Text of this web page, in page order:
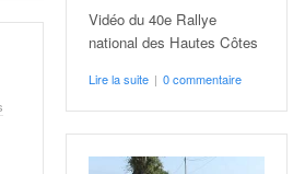
Vidéo du 40e Rallye
national des Hautes Côtes
Lire la suite | 0 commentaire